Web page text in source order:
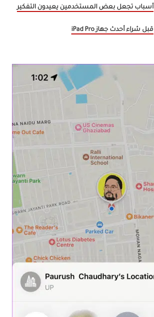
أسباب تجعل بعض المستخدمين يعيدون التفكير
قبل شراء أحدث جهاز iPad Pro